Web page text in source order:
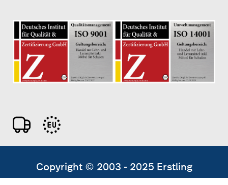
Copyright © 2003 - 2025 Erstling